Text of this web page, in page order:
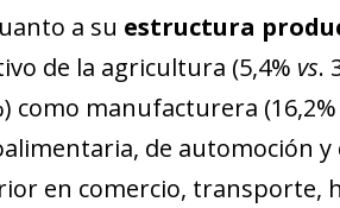
a su estructura
de la agricultura (5,4% vs.
como manufacturera (16,2%
de automoción
en comercio, transporte,